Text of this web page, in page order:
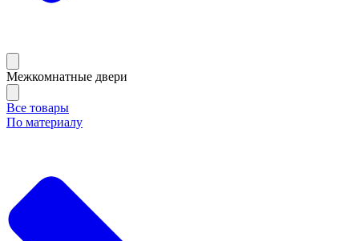
Межкомнатные двери
Все товары
По материалу